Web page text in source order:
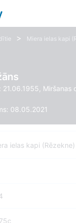
> Miera ielas kapi
21.06.1955, Miršanas
08.05.2021
ielas kapi (Rēzekne)